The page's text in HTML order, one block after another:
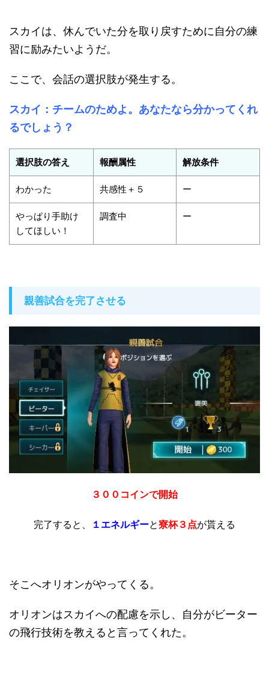
スカイは、休んでいた分を取り戻すために自分の練
習に励みたいようだ。
ここで、会話の選択肢が発生する。
スカイ：チームのためよ。あなたなら分かってくれ
るでしょう？
選択肢の答え 報酬属性 解放条件
わかった 共感性＋５ ー
やっぱり手助け
してほしい！
調査中 ー
親善試合を完了させる
３００コインで開始
完了すると、 １エネルギーと寮杯３点が貰える
そこへオリオンがやってくる。
オリオンはスカイへの配慮を示し、自分がビーター
の飛行技術を教えると言ってくれた。